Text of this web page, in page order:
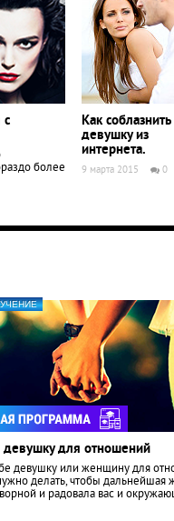
с
более
Как соблазнить
девушку из
интернета.
9 марта 2015 0
девушку для отношений
девушку или женщину для
делать, чтобы дальнейшая
и радовала вас и